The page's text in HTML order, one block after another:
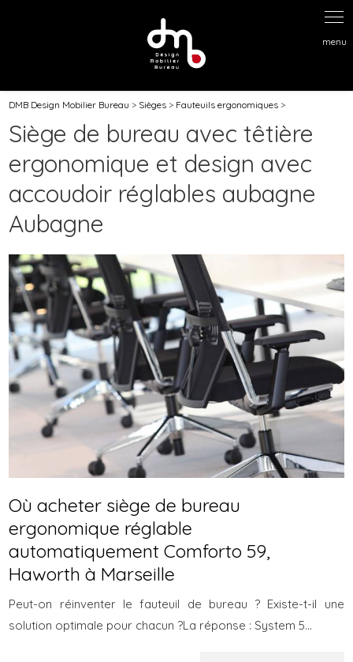
DMB Design Mobilier Bureau > Sièges > Fauteuils ergonomiques >
Siège de bureau avec têtière
ergonomique et design avec
accoudoir réglables aubagne
Aubagne
Où acheter siège de bureau
ergonomique réglable
automatiquement Comforto 59,
Haworth à Marseille
Peut-on réinventer le fauteuil de bureau ? Existe-t-il une
solution optimale pour chacun ?La réponse : System 5...